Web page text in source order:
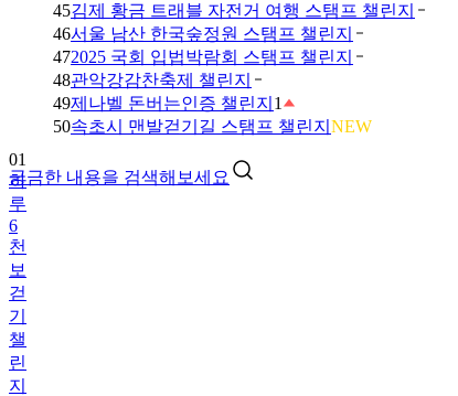
45김제 황금 트래블 자전거 여행 스탬프 챌린지
46서울 남산 한국숲정원 스탬프 챌린지
472025 국회 입법박람회 스탬프 챌린지
48관악강감찬축제 챌린지
49제나벨 돈버는인증 챌린지 1
50속초시 맨발걷기길 스탬프 챌린지 NEW
궁금한 내용을 검색해보세요
01
하
루
6
천
보
걷
기
챌
린
지